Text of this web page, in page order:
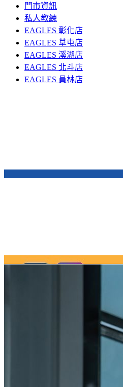
門市資訊
私人教練
EAGLES 彰化店
EAGLES 草屯店
EAGLES 溪湖店
EAGLES 北斗店
EAGLES 員林店